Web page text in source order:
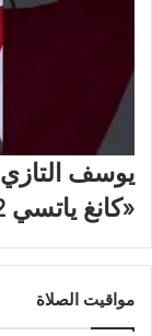
يوسف التازي
«كانغ ياتسي 2» في سن الـ15
مواقيت الصلاة